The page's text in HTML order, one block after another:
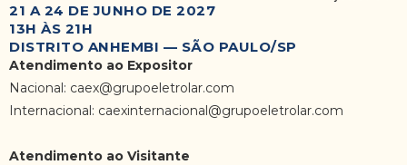
21 A 24 DE JUNHO DE 2027
13H ÀS 21H
DISTRITO ANHEMBI — SÃO PAULO/SP
Atendimento ao Expositor
Nacional: caex@grupoeletrolar.com
Internacional: caexinternacional@grupoeletrolar.com
Atendimento ao Visitante